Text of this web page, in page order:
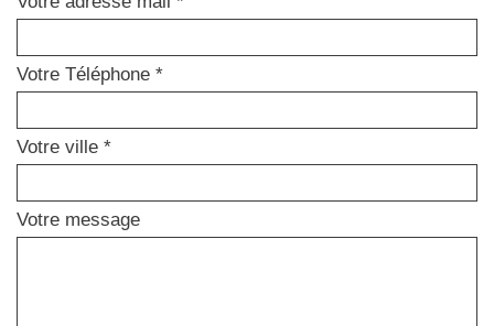
Votre Téléphone *
Votre ville *
Votre message